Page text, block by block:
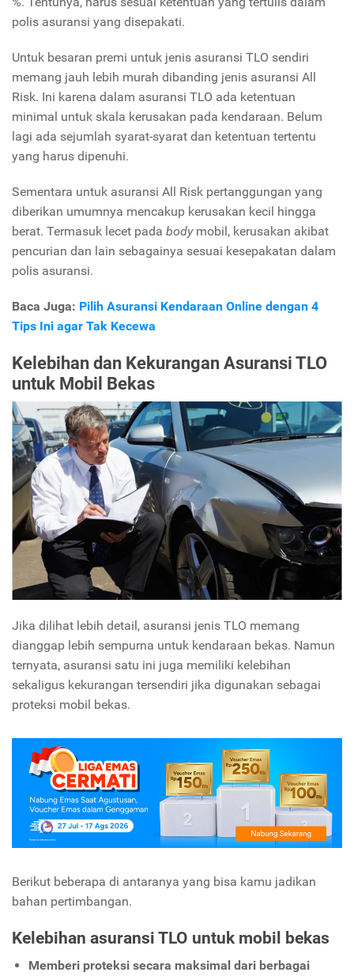
polis asuransi yang disepakati.
Untuk besaran premi untuk jenis asuransi TLO sendiri
memang jauh lebih murah dibanding jenis asuransi All
Risk. Ini karena dalam asuransi TLO ada ketentuan
minimal untuk skala kerusakan pada kendaraan. Belum
lagi ada sejumlah syarat-syarat dan ketentuan tertentu
yang harus dipenuhi.
Sementara untuk asuransi All Risk pertanggungan yang
diberikan umumnya mencakup kerusakan kecil hingga
berat. Termasuk lecet pada body mobil, kerusakan akibat
pencurian dan lain sebagainya sesuai kesepakatan dalam
polis asuransi.
Baca Juga: Pilih Asuransi Kendaraan Online dengan 4
Tips Ini agar Tak Kecewa
Kelebihan dan Kekurangan Asuransi TLO
untuk Mobil Bekas
Jika dilihat lebih detail, asuransi jenis TLO memang
dianggap lebih sempurna untuk kendaraan bekas. Namun
ternyata, asuransi satu ini juga memiliki kelebihan
sekaligus kekurangan tersendiri jika digunakan sebagai
proteksi mobil bekas.
Berikut beberapa di antaranya yang bisa kamu jadikan
bahan pertimbangan.
Kelebihan asuransi TLO untuk mobil bekas
Memberi proteksi secara maksimal dari berbagai